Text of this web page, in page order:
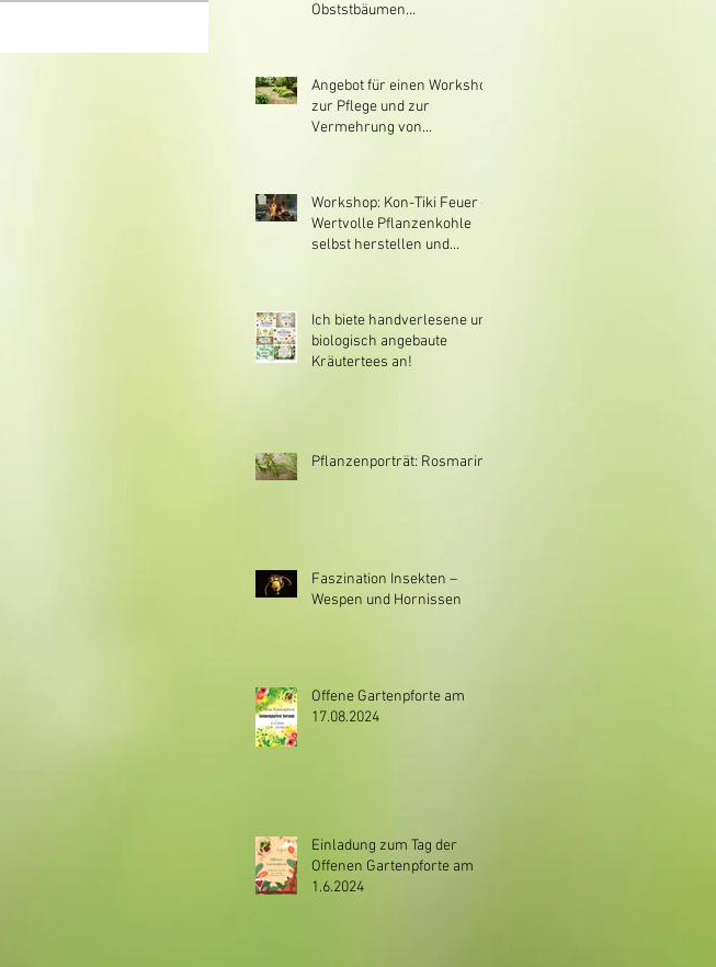
Obststbäumen
Angebot für einen Workshop
zur Pflege und zur
Vermehrung von
Stachelbeere, Jostabeere
Workshop: Kon-Tiki Feuer -
Wertvolle Pflanzenkohle
selbst herstellen und
Ich biete handverlesene und
biologisch angebaute
Kräutertees an!
Pflanzenporträt: Rosmarin
Faszination Insekten –
Wespen und Hornissen
Offene Gartenpforte am
17.08.2024
Einladung zum Tag der
Offenen Gartenpforte am
1.6.2024